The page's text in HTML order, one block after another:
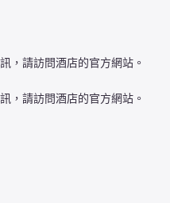
，請訪問酒店的官方網站。
，請訪問酒店的官方網站。